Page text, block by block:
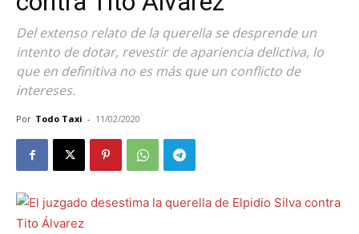
Del extenso relato de la querella se desprende un
intento de dotar, revestir de apariencia delictiva, lo
que en definitiva no es más que un conflicto de
intereses.
Por Todo Taxi - 11/02/2020